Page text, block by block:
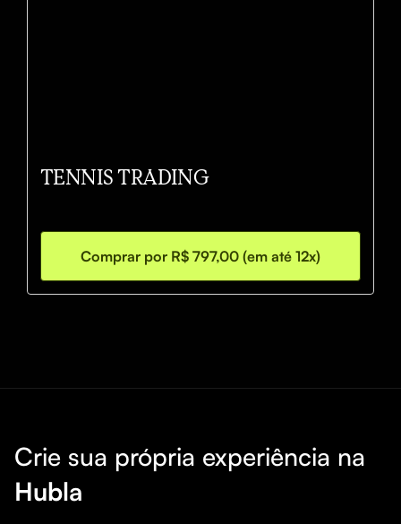
TENNIS TRADING
Comprar por R$ 797,00 (em até 12x)
Crie sua própria experiência na
Hubla